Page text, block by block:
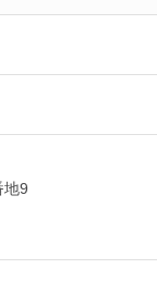
地9